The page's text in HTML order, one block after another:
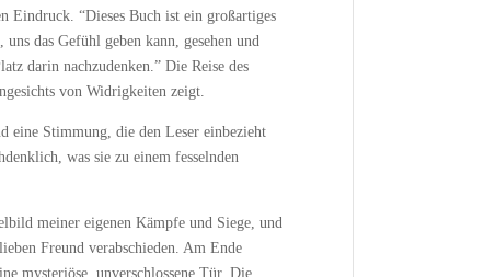
Eindruck. “Dieses Buch ist ein großartiges
das Gefühl geben kann, gesehen und
darin nachzudenken.” Die Reise des
von Widrigkeiten zeigt.
eine Stimmung, die den Leser einbezieht
was sie zu einem fesselnden
meiner eigenen Kämpfe und Siege, und
Freund verabschieden. Am Ende
mysteriöse, unverschlossene Tür. Die